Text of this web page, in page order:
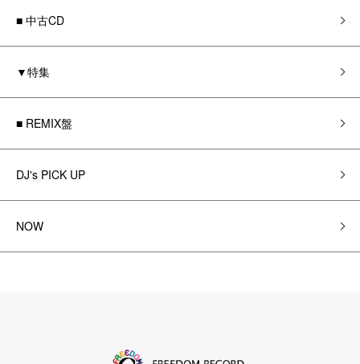
■ 中古CD
▼特集
■ REMIX盤
DJ's PICK UP
NOW